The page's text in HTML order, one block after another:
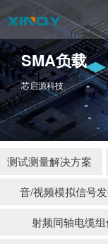
SMA负载
芯启源科技
测试测量解决方案
音/视频模拟信号
射频同轴电缆